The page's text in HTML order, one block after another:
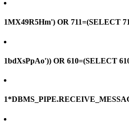
1MX49R5Hm') OR 711=(SELECT
1bdXsPpAo')) OR 610=(SELECT